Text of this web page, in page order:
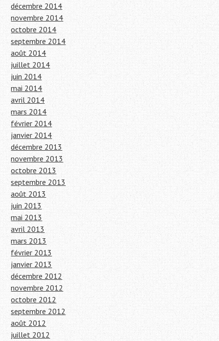
décembre 2014
novembre 2014
octobre 2014
septembre 2014
août 2014
juillet 2014
juin 2014
mai 2014
avril 2014
mars 2014
février 2014
janvier 2014
décembre 2013
novembre 2013
octobre 2013
septembre 2013
août 2013
juin 2013
mai 2013
avril 2013
mars 2013
février 2013
janvier 2013
décembre 2012
novembre 2012
octobre 2012
septembre 2012
août 2012
juillet 2012